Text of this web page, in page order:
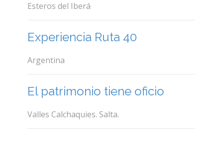
Esteros del Iberá
Experiencia Ruta 40
Argentina
El patrimonio tiene oficio
Valles Calchaquies. Salta.